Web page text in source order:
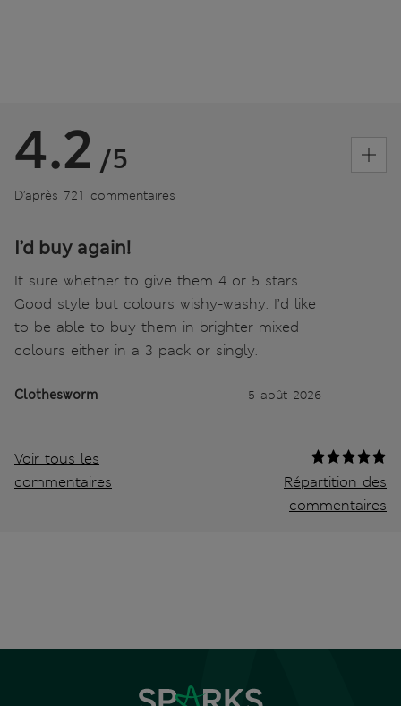
4.2 /5
D’après 721 commentaires
I’d buy again!
It sure whether to give them 4 or 5 stars.
Good style but colours wishy-washy. I’d like
to be able to buy them in brighter mixed
colours either in a 3 pack or singly.
Clothesworm 5 août 2026
Voir tous les
commentaires
Répartition des
commentaires